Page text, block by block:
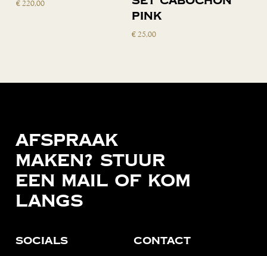
€220,00
winkelwagen
pink
€25,00
Afspraak
maken? Stuur
een mail of kom
langs
Socials Contact